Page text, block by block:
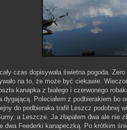
czas dopisywała świetna pogoda.
na to, że może być ciekawie.
kanapka z białego i czerwonego
dygającą. Poleciałem z podbierakiem bo
do podbieraka trafił Leszcz podobnej
a Leszcze. Ja złapałem dwa ale nie
dwa Feederki kanapeczką. Po krótkim